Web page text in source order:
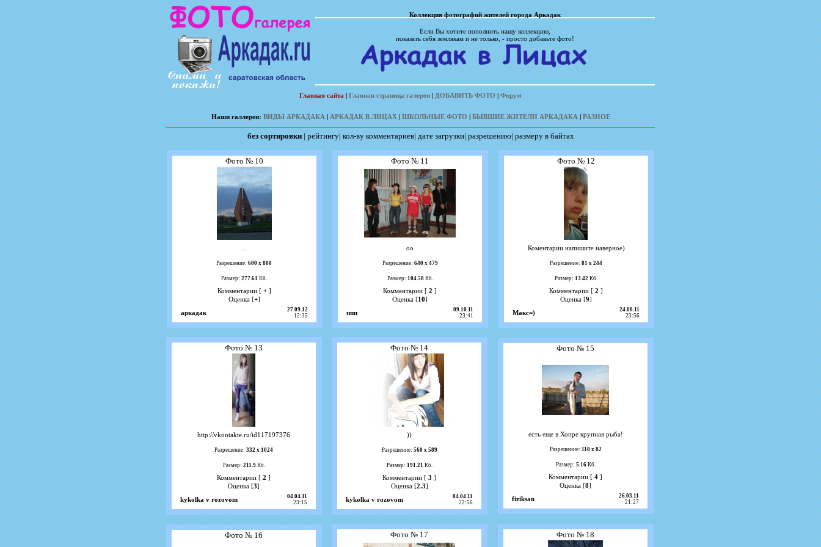
Коллекция фотографий жителей города Аркадак
Если Вы хотите пополнить нашу коллекцию,
показать себя землякам и не только, - просто добавьте фото!
Главная сайта | Главная страница галереи | ДОБАВИТЬ ФОТО | Форум
Наши галлереи: ВИДЫ АРКАДАКА | АРКАДАК В ЛИЦАХ | ШКОЛЬНЫЕ ФОТО | БЫВШИЕ ЖИТЕЛИ АРКАДАКА | РАЗНОЕ
без сортировки| рейтингу| кол-ву комментариев| дате загрузки| разрешению| размеру в байтах
Фото № 10
Разрешение: 600 х 800
Размер: 277.61 Кб.
Комментарии [ +]
Оценка [+]
аркадак
27.09.12
12:35
Фото № 11
оо
Разрешение: 640 х 479
Размер: 104.58Кб.
Комментарии [ 2 ]
Оценка [10]
ппп
09.10.11
23:41
Фото № 12
Коментарии напишите наверное)
Разрешение: 81 х 244
Размер: 13.42 Кб.
Комментарии [ 2 ]
Оценка [9]
Макс=)
24.08.11
23:56
Фото № 13
http://vkontakte.ru/id117197376
Разрешение: 332 х 1024
Размер: 211.9Кб.
Комментарии [ 2 ]
Оценка [3]
kykolka v rozovom
04.04.11
23:15
Фото № 14
))
Разрешение: 560 х 589
Размер: 191.21 Кб.
Комментарии [ 3 ]
Оценка [2.3]
kykolka v rozovom
04.04.11
22:56
Фото № 15
есть еще в Хопре крупная рыба!
Разрешение: 110 х 82
Размер: 5.16Кб.
Комментарии [ 4 ]
Оценка [8]
fiziksan
26.03.11
21:27
Фото № 16 Фото № 17 Фото № 18